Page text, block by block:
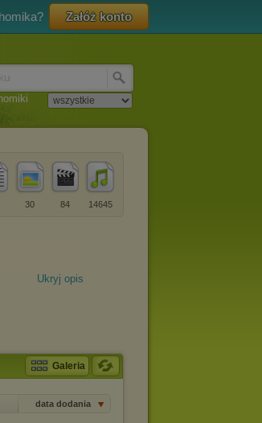
Załóż konto
14645
84
30
Ukryj opis
Galeria
data dodania